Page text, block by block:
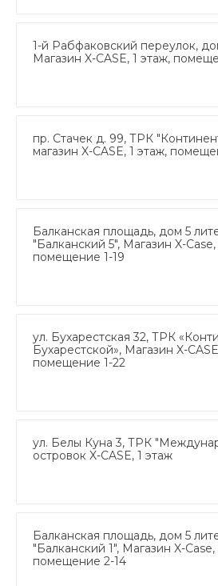
1-й Рабфаковский переулок,
Магазин X-CASE, 1 этаж,
пр. Стачек д. 99, ТРК
магазин X-CASE, 1 этаж,
Балканская площадь, дом 5
"Балканский 5", Магазин X-Case,
помещение 1-19
ул. Бухарестская 32, ТРК
Бухарестской», Магазин X-
помещение 1-22
ул. Белы Куна 3, ТРК
островок X-CASE, 1 этаж
Балканская площадь, дом 5
"Балканский 1", Магазин X-Case,
помещение 2-14